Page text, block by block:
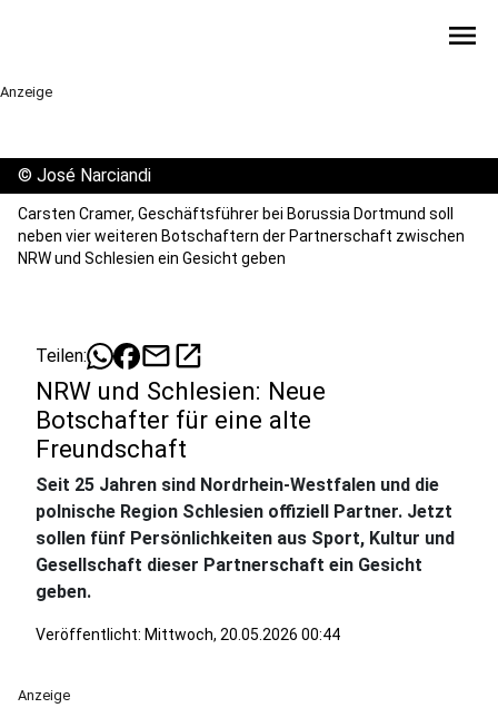
menu
Anzeige
© José Narciandi
Carsten Cramer, Geschäftsführer bei Borussia Dortmund soll
neben vier weiteren Botschaftern der Partnerschaft zwischen
NRW und Schlesien ein Gesicht geben
Teilen: mailopen_in_new
NRW und Schlesien: Neue
Botschafter für eine alte
Freundschaft
Seit 25 Jahren sind Nordrhein-Westfalen und die
polnische Region Schlesien offiziell Partner. Jetzt
sollen fünf Persönlichkeiten aus Sport, Kultur und
Gesellschaft dieser Partnerschaft ein Gesicht
geben.
Veröffentlicht: Mittwoch, 20.05.2026 00:44
Anzeige